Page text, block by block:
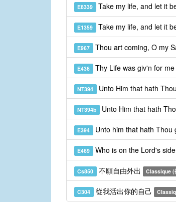
E8339 Take my life, and let it
E1359 Take my life, and let it
E967 Thou art coming, O my
E436 Thy Life was giv'n for me
NT394 Unto Him that hath
NT394b Unto Him that hath
E394 Unto him that hath Thou
E469 Who is on the Lord's side
Cs850 不願自由外出 Classique (
C304 從我活出你的自己